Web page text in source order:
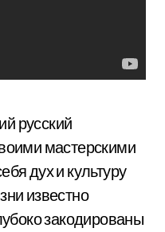
русский
мастерскими
дух и культуру
известно
закодированы